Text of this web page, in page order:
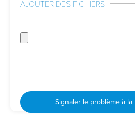
AJOUTER DES FICHIERS
Signaler le problème à